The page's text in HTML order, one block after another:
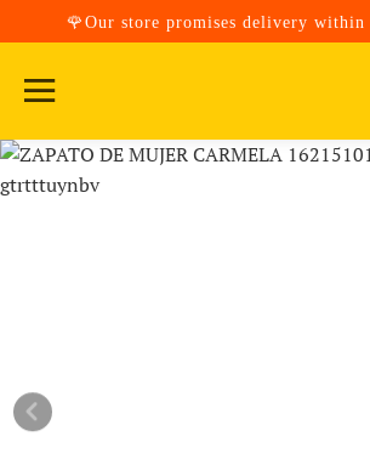
🌹Our store promises delivery within